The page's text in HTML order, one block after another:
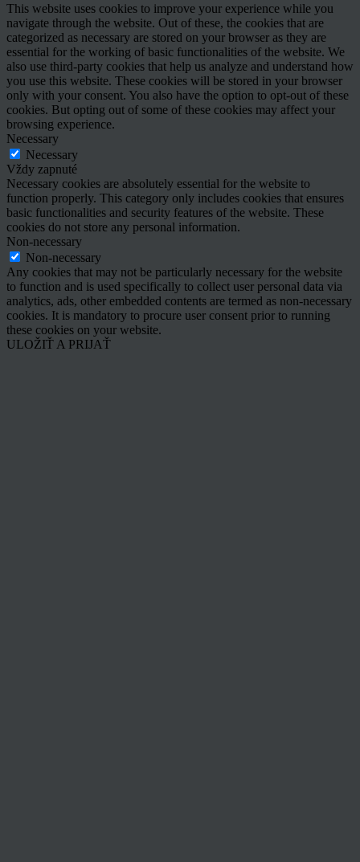
This website uses cookies to improve your experience while you
navigate through the website. Out of these, the cookies that are
categorized as necessary are stored on your browser as they are
essential for the working of basic functionalities of the website. We
also use third-party cookies that help us analyze and understand how
you use this website. These cookies will be stored in your browser
only with your consent. You also have the option to opt-out of these
cookies. But opting out of some of these cookies may affect your
browsing experience.
Necessary
Necessary
Vždy zapnuté
Necessary cookies are absolutely essential for the website to
function properly. This category only includes cookies that ensures
basic functionalities and security features of the website. These
cookies do not store any personal information.
Non-necessary
Non-necessary
Any cookies that may not be particularly necessary for the website
to function and is used specifically to collect user personal data via
analytics, ads, other embedded contents are termed as non-necessary
cookies. It is mandatory to procure user consent prior to running
these cookies on your website.
ULOŽIŤ A PRIJAŤ